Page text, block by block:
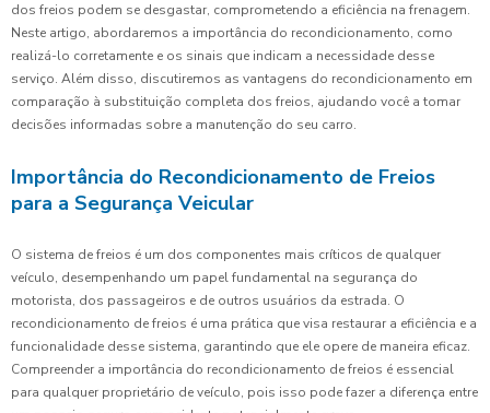
dos freios podem se desgastar, comprometendo a eficiência na frenagem.
Neste artigo, abordaremos a importância do recondicionamento, como
realizá-lo corretamente e os sinais que indicam a necessidade desse
serviço. Além disso, discutiremos as vantagens do recondicionamento em
comparação à substituição completa dos freios, ajudando você a tomar
decisões informadas sobre a manutenção do seu carro.
Importância do Recondicionamento de Freios
para a Segurança Veicular
O sistema de freios é um dos componentes mais críticos de qualquer
veículo, desempenhando um papel fundamental na segurança do
motorista, dos passageiros e de outros usuários da estrada. O
recondicionamento de freios é uma prática que visa restaurar a eficiência e a
funcionalidade desse sistema, garantindo que ele opere de maneira eficaz.
Compreender a importância do recondicionamento de freios é essencial
para qualquer proprietário de veículo, pois isso pode fazer a diferença entre